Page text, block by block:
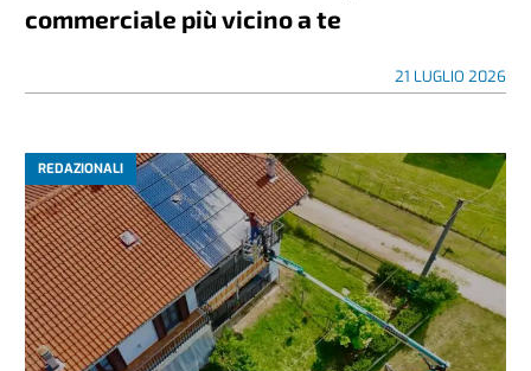
commerciale più vicino a te
21 LUGLIO 2026
REDAZIONALI